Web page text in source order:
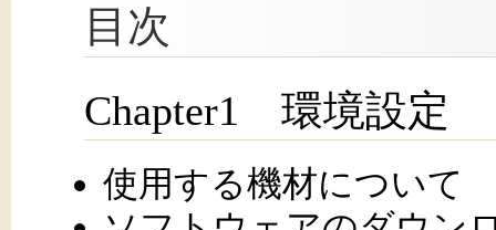
目次
Chapter1 環境設定
使用する機材について